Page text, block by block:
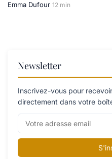
Emma Dufour 12 min
Newsletter
Inscrivez-vous pour
directement dans votre